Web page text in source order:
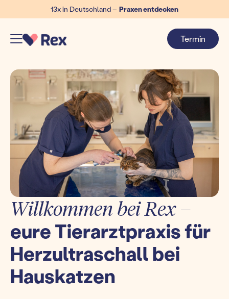
13x in Deutschland – Praxen entdecken
Termin
Willkommen bei Rex –
eure Tierarztpraxis für
Herzultraschall bei
Hauskatzen